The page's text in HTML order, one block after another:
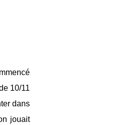
10/11
dans
jouait